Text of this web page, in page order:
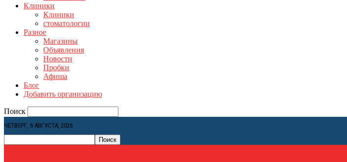
Клиники
Клиники
стоматологии
Разное
Магазины
Объявления
Новости
Пробки
Афиша
Блог
Добавить организацию
Поиск
ЧЕТВЕРГ, 6 АВГУСТА, 2026